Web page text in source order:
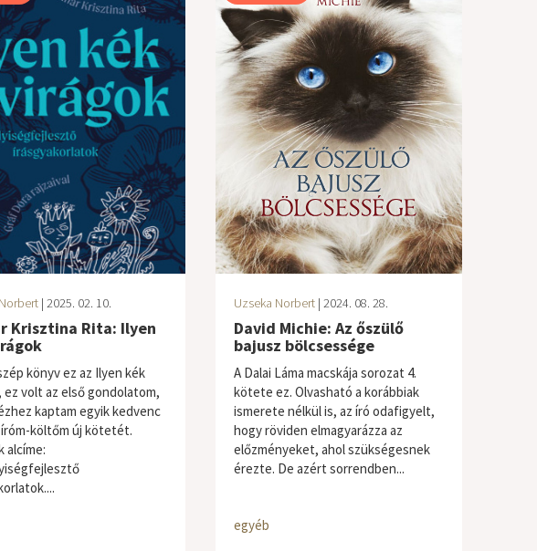
| 2025. 02. 10.
Krisztina Rita: Ilyen
könyv ez az Ilyen kék
ez volt az első gondolatom,
kaptam egyik kedvenc
íróm-költőm új kötetét.
alcíme:
Uzseka Norbert| 2024. 08. 28.
David Michie: Az őszülő
bajusz bölcsessége
A Dalai Láma macskája sorozat 4.
kötete ez. Olvasható a korábbiak
ismerete nélkül is, az író odafigyelt,
hogy röviden elmagyarázza az
előzményeket, ahol szükségesnek
érezte. De azért sorrendben...
egyéb